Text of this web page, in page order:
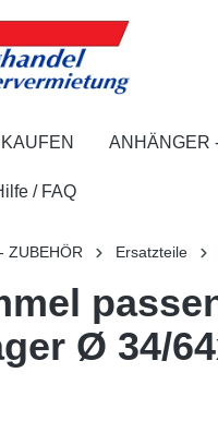
springen
ANHÄNGER
/ FAQ
ZUBEHÖR Ersatzteile
Ø 34/